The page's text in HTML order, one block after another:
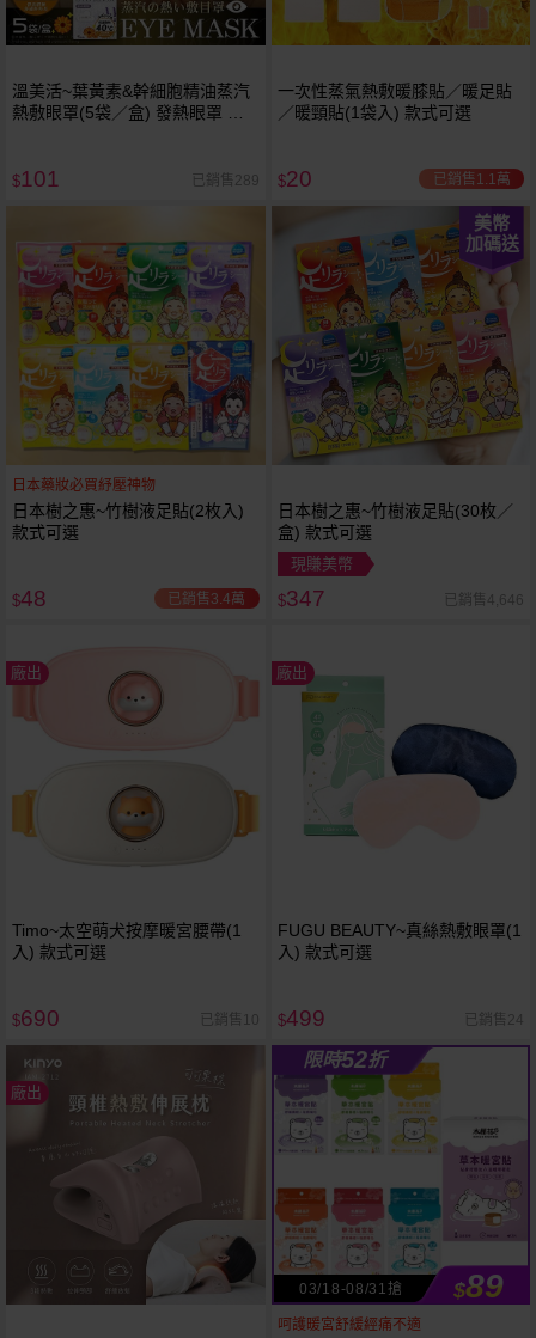
溫美活~葉黃素&幹細胞精油蒸汽
熱敷眼罩(5袋／盒) 發熱眼罩 眼
$101 已銷售289
一次性蒸氣熱敷暖膝貼／暖足貼
／暖頸貼(1袋入) 款式可選
$20 已銷售1.1萬
日本藥妝必買紓壓神物
日本樹之惠~竹樹液足貼(2枚入)
款式可選
$48 已銷售3.4萬
美幣
加碼送
日本樹之惠~竹樹液足貼(30枚／
盒) 款式可選
現賺美幣
$347 已銷售4,646
廠出
Timo~太空萌犬按摩暖宮腰帶(1
入) 款式可選
$690 已銷售10
廠出
FUGU BEAUTY~真絲熱敷眼罩(1
入) 款式可選
$499 已銷售24
廠出
限時52折
03/18-08/31搶 $89
呵護暖宮舒緩經痛不適